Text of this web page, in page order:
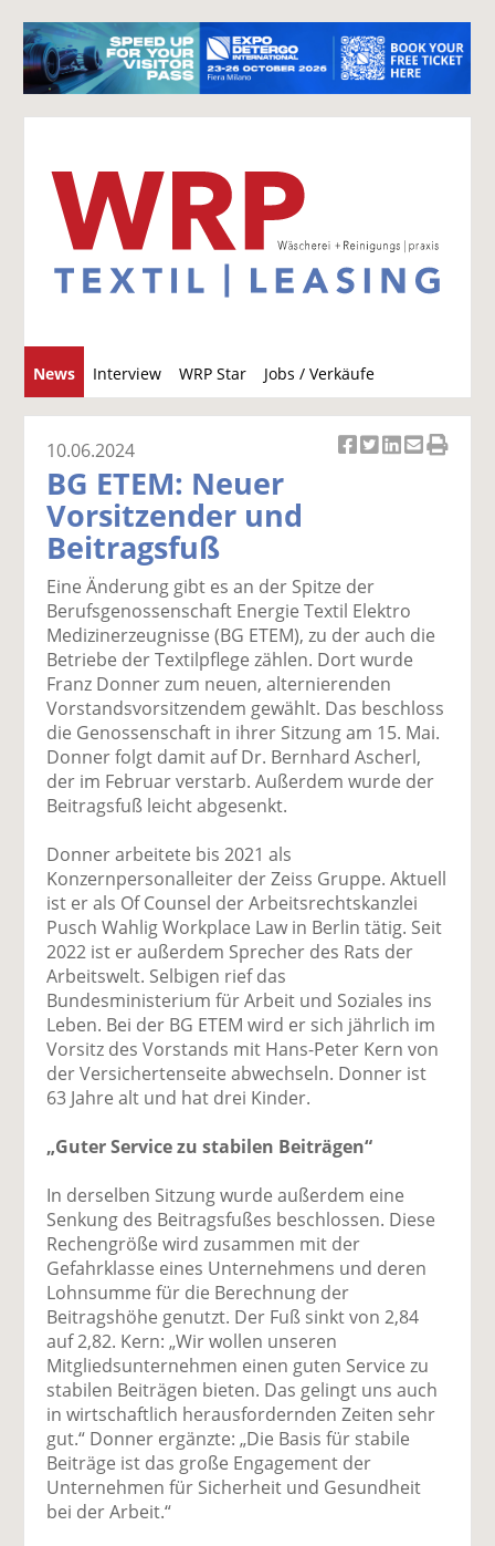
News Interview WRP Star Jobs / Verkäufe
u
c
uf
F
ac
e
b
o
o
k
te
wi
tt
er
n
Li
n
k
e
di
n
te
il
E
m
ai
v
er
se
n
e
10.06.2024
BG ETEM: Neuer
Vorsitzender und
Beitragsfuß
Eine Änderung gibt es an der Spitze der
Berufsgenossenschaft Energie Textil Elektro
Medizinerzeugnisse (BG ETEM), zu der auch die
Betriebe der Textilpflege zählen. Dort wurde
Franz Donner zum neuen, alternierenden
Vorstandsvorsitzendem gewählt. Das beschloss
die Genossenschaft in ihrer Sitzung am 15. Mai.
Donner folgt damit auf Dr. Bernhard Ascherl,
der im Februar verstarb. Außerdem wurde der
Beitragsfuß leicht abgesenkt.
Donner arbeitete bis 2021 als
Konzernpersonalleiter der Zeiss Gruppe. Aktuell
ist er als Of Counsel der Arbeitsrechtskanzlei
Pusch Wahlig Workplace Law in Berlin tätig. Seit
2022 ist er außerdem Sprecher des Rats der
Arbeitswelt. Selbigen rief das
Bundesministerium für Arbeit und Soziales ins
Leben. Bei der BG ETEM wird er sich jährlich im
Vorsitz des Vorstands mit Hans-Peter Kern von
der Versichertenseite abwechseln. Donner ist
63 Jahre alt und hat drei Kinder.
„Guter Service zu stabilen Beiträgen“
In derselben Sitzung wurde außerdem eine
Senkung des Beitragsfußes beschlossen. Diese
Rechengröße wird zusammen mit der
Gefahrklasse eines Unternehmens und deren
Lohnsumme für die Berechnung der
Beitragshöhe genutzt. Der Fuß sinkt von 2,84
auf 2,82. Kern: „Wir wollen unseren
Mitgliedsunternehmen einen guten Service zu
stabilen Beiträgen bieten. Das gelingt uns auch
in wirtschaftlich herausfordernden Zeiten sehr
gut.“ Donner ergänzte: „Die Basis für stabile
Beiträge ist das große Engagement der
Unternehmen für Sicherheit und Gesundheit
bei der Arbeit.“